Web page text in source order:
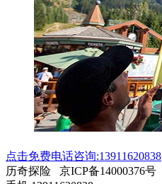
点击免费电话咨询:13911620838
历奇探险 京ICP备14000376号